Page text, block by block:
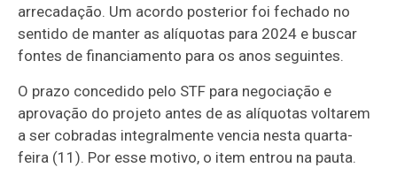
arrecadação. Um acordo posterior foi fechado no
sentido de manter as alíquotas para 2024 e buscar
fontes de financiamento para os anos seguintes.
O prazo concedido pelo STF para negociação e
aprovação do projeto antes de as alíquotas voltarem
a ser cobradas integralmente vencia nesta quarta-
feira (11). Por esse motivo, o item entrou na pauta.